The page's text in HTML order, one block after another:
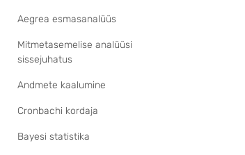
Aegrea esmasanalüüs
Mitmetasemelise analüüsi
sissejuhatus
Andmete kaalumine
Cronbachi kordaja
Bayesi statistika